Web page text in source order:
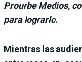
Prourbe Medios,
para lograrlo.
Mientras las